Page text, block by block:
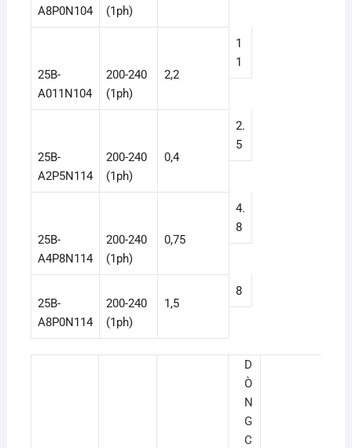
A8P0N104
(1ph)
25B-
A011N104
200-240
(1ph)
2,2
1
1
25B-
A2P5N114
200-240
(1ph)
0,4
2.
5
25B-
A4P8N114
200-240
(1ph)
0,75
4.
8
25B-
A8P0N114
200-240
(1ph)
1,5
8
D
Ò
N
G
C